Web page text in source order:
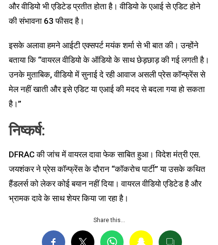
और वीडियो भी एडिटेड प्रतीत होता है। वीडियो के एआई से एडिट होने
की संभावना 63 फीसद है।
इसके अलावा हमने आईटी एक्सपर्ट मयंक शर्मा से भी बात की। उन्होंने
बताया कि “वायरल वीडियो के ऑडियो के साथ छेड़छाड़ की गई लगती है।
उनके मुताबिक, वीडियो में सुनाई दे रही आवाज असली प्रेस कॉन्फ्रेंस से
मेल नहीं खाती और इसे एडिट या एआई की मदद से बदला गया हो सकता
है।”
निष्कर्ष:
DFRAC की जांच में वायरल दावा फेक साबित हुआ। विदेश मंत्री एस.
जयशंकर ने प्रेस कॉन्फ्रेंस के दौरान “कॉकरोच पार्टी” या उसके कथित
हैंडलर्स को लेकर कोई बयान नहीं दिया। वायरल वीडियो एडिटेड है और
भ्रामक दावे के साथ शेयर किया जा रहा है।
Share this…